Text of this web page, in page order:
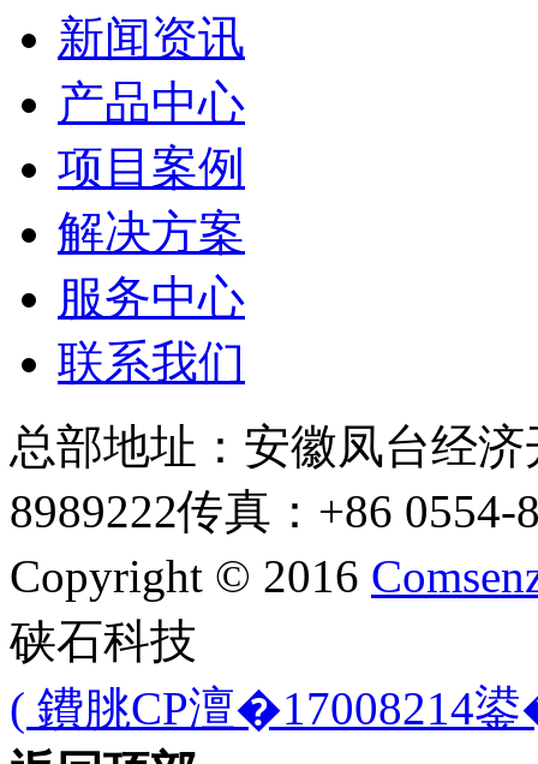
新闻资讯
产品中心
项目案例
解决方案
服务中心
联系我们
总部地址：安徽凤台经济
8989222传真：+86 0554-
Copyright © 2016
硖石科技
( 鐨朓CP澶�17008214